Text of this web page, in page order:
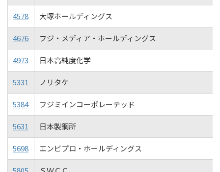
4578 大塚ホールディングス
4676 フジ・メディア・ホールディングス
4973 日本高純度化学
5331 ノリタケ
5384 フジミインコーポレーテッド
5631 日本製鋼所
5698 エンビプロ・ホールディングス